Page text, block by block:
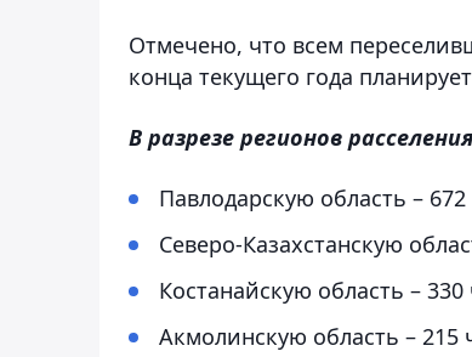
Отмечено, что всем
конца текущего года
В разрезе регионов
Павлодарскую область – 672
Северо-Казахстанскую
Костанайскую область – 330
Акмолинскую область – 215